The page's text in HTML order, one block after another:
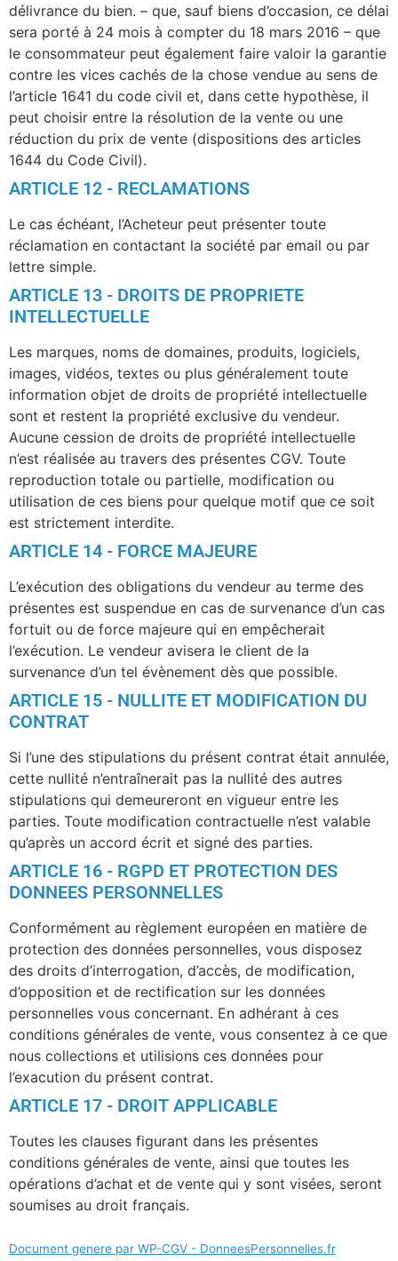
délivrance du bien. – que, sauf biens d’occasion, ce délai
sera porté à 24 mois à compter du 18 mars 2016 – que
le consommateur peut également faire valoir la garantie
contre les vices cachés de la chose vendue au sens de
l’article 1641 du code civil et, dans cette hypothèse, il
peut choisir entre la résolution de la vente ou une
réduction du prix de vente (dispositions des articles
1644 du Code Civil).
ARTICLE 12 - RECLAMATIONS
Le cas échéant, l’Acheteur peut présenter toute
réclamation en contactant la société par email ou par
lettre simple.
ARTICLE 13 - DROITS DE PROPRIETE
INTELLECTUELLE
Les marques, noms de domaines, produits, logiciels,
images, vidéos, textes ou plus généralement toute
information objet de droits de propriété intellectuelle
sont et restent la propriété exclusive du vendeur.
Aucune cession de droits de propriété intellectuelle
n’est réalisée au travers des présentes CGV. Toute
reproduction totale ou partielle, modification ou
utilisation de ces biens pour quelque motif que ce soit
est strictement interdite.
ARTICLE 14 - FORCE MAJEURE
L’exécution des obligations du vendeur au terme des
présentes est suspendue en cas de survenance d’un cas
fortuit ou de force majeure qui en empêcherait
l’exécution. Le vendeur avisera le client de la
survenance d’un tel évènement dès que possible.
ARTICLE 15 - NULLITE ET MODIFICATION DU
CONTRAT
Si l’une des stipulations du présent contrat était annulée,
cette nullité n’entraînerait pas la nullité des autres
stipulations qui demeureront en vigueur entre les
parties. Toute modification contractuelle n’est valable
qu’après un accord écrit et signé des parties.
ARTICLE 16 - RGPD ET PROTECTION DES
DONNEES PERSONNELLES
Conformément au règlement européen en matière de
protection des données personnelles, vous disposez
des droits d’interrogation, d’accès, de modification,
d’opposition et de rectification sur les données
personnelles vous concernant. En adhérant à ces
conditions générales de vente, vous consentez à ce que
nous collections et utilisions ces données pour
l’exacution du présent contrat.
ARTICLE 17 - DROIT APPLICABLE
Toutes les clauses figurant dans les présentes
conditions générales de vente, ainsi que toutes les
opérations d’achat et de vente qui y sont visées, seront
soumises au droit français.
Document genere par WP-CGV - DonneesPersonnelles.fr